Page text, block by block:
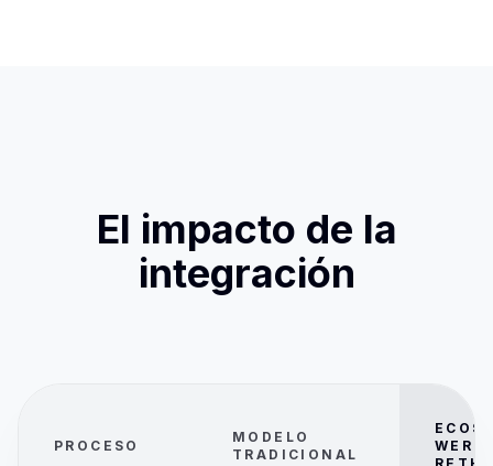
El impacto de la
integración
PROCESO
MODELO
TRADICIONAL
WERN